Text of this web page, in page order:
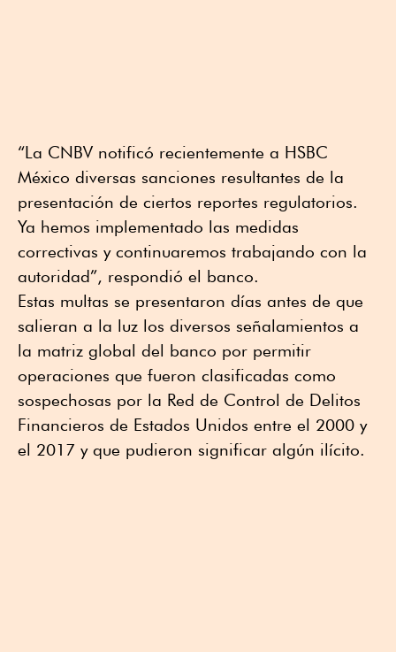
“La CNBV notificó recientemente a HSBC
México diversas sanciones resultantes de la
presentación de ciertos reportes regulatorios.
Ya hemos implementado las medidas
correctivas y continuaremos trabajando con la
autoridad”, respondió el banco.
Estas multas se presentaron días antes de que
salieran a la luz los diversos señalamientos a
la matriz global del banco por permitir
operaciones que fueron clasificadas como
sospechosas por la Red de Control de Delitos
Financieros de Estados Unidos entre el 2000 y
el 2017 y que pudieron significar algún ilícito.